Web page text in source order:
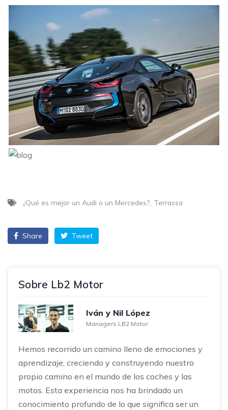
¿Qué es mejor un Audi o un Mercedes? Terrassa
Share Tweet
Sobre Lb2 Motor
Iván y Nil López
Managers LB2 Motor
Hemos recorrido un camino lleno de emociones y
aprendizaje, creciendo y construyendo nuestro
propio camino en el mundo de los coches y las
motos. Esta experiencia nos ha brindado un
conocimiento profundo de lo que significa ser un